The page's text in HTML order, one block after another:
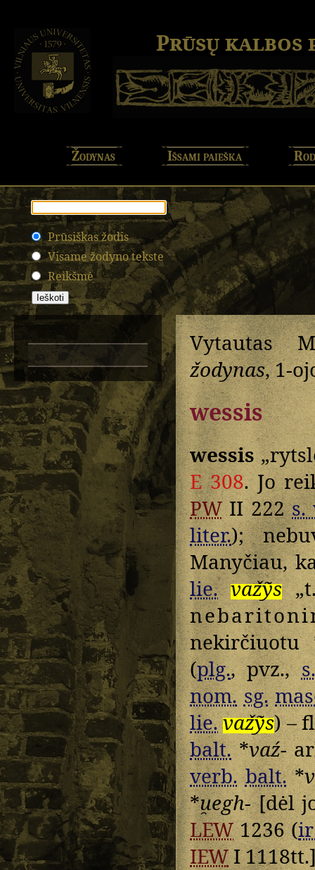
Prūsų kalbos
Žodynas Išsami paieška
Prūsiškas žodis
Visame žodyno tekste
Reikšmė
Vytautas
žodynas, 1-
wessis
wessis
E 308. Jo
PWII 222s.
liter.);
Manyčiau,
lie. važỹs
nekirčiuotu
(plg., pvz.,
nom. sg.
lie.važỹs) –
balt.*vaź-
verb. balt.*
*u̯egh-[dėl
LEW1236 (
IEWI